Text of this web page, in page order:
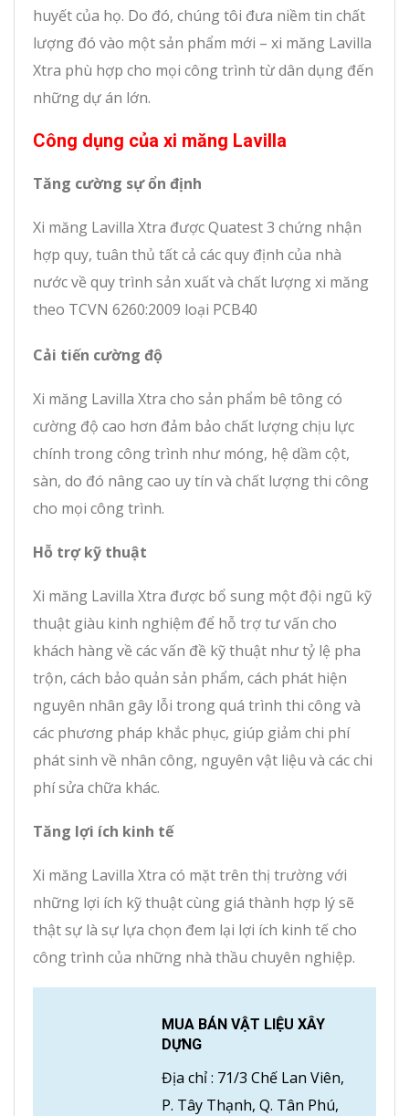
huyết của họ. Do đó, chúng tôi đưa niềm tin chất
lượng đó vào một sản phẩm mới – xi măng Lavilla
Xtra phù hợp cho mọi công trình từ dân dụng đến
những dự án lớn.
Công dụng của xi măng Lavilla
Tăng cường sự ổn định
Xi măng Lavilla Xtra được Quatest 3 chứng nhận
hợp quy, tuân thủ tất cả các quy định của nhà
nước về quy trình sản xuất và chất lượng xi măng
theo TCVN 6260:2009 loại PCB40
Cải tiến cường độ
Xi măng Lavilla Xtra cho sản phẩm bê tông có
cường độ cao hơn đảm bảo chất lượng chịu lực
chính trong công trình như móng, hệ dầm cột,
sàn, do đó nâng cao uy tín và chất lượng thi công
cho mọi công trình.
Hỗ trợ kỹ thuật
Xi măng Lavilla Xtra được bổ sung một đội ngũ kỹ
thuật giàu kinh nghiệm để hỗ trợ tư vấn cho
khách hàng về các vấn đề kỹ thuật như tỷ lệ pha
trộn, cách bảo quản sản phẩm, cách phát hiện
nguyên nhân gây lỗi trong quá trình thi công và
các phương pháp khắc phục, giúp giảm chi phí
phát sinh về nhân công, nguyên vật liệu và các chi
phí sửa chữa khác.
Tăng lợi ích kinh tế
Xi măng Lavilla Xtra có mặt trên thị trường với
những lợi ích kỹ thuật cùng giá thành hợp lý sẽ
thật sự là sự lựa chọn đem lại lợi ích kinh tế cho
công trình của những nhà thầu chuyên nghiệp.
MUA BÁN VẬT LIỆU XÂY
DỰNG
Địa chỉ : 71/3 Chế Lan Viên,
P. Tây Thạnh, Q. Tân Phú,